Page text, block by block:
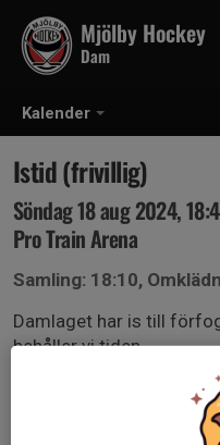
Kalender
Mjölby Hockey
Dam
Istid (frivillig)
Söndag 18 aug 2024,
Pro Train Arena
Samling: 18:10,
Damlaget har is till
behåller vi tiden.
Perfekt tillfälle att gå på
Kanske lite spel, 5 mot 5